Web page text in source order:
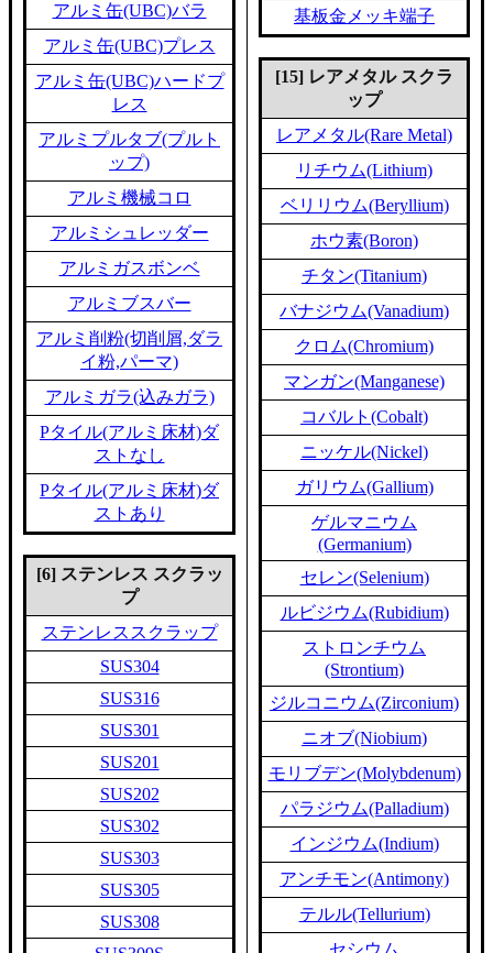
アルミ缶(UBC)バラ
アルミ缶(UBC)プレス
アルミ缶(UBC)ハードプ
レス
アルミプルタブ(プルト
ップ)
アルミ機械コロ
アルミシュレッダー
アルミガスボンベ
アルミブスバー
アルミ削粉(切削屑,ダラ
イ粉,パーマ)
アルミガラ(込みガラ)
Pタイル(アルミ床材)ダ
ストなし
Pタイル(アルミ床材)ダ
ストあり
[6] ステンレス スクラッ
プ
ステンレススクラップ
SUS304
SUS316
SUS301
SUS201
SUS202
SUS302
SUS303
SUS305
SUS308
基板金メッキ端子
[15] レアメタル スクラ
ップ
レアメタル(Rare Metal)
リチウム(Lithium)
ベリリウム(Beryllium)
ホウ素(Boron)
チタン(Titanium)
バナジウム(Vanadium)
クロム(Chromium)
マンガン(Manganese)
コバルト(Cobalt)
ニッケル(Nickel)
ガリウム(Gallium)
ゲルマニウム
(Germanium)
セレン(Selenium)
ルビジウム(Rubidium)
ストロンチウム
(Strontium)
ジルコニウム(Zirconium)
ニオブ(Niobium)
モリブデン(Molybdenum)
パラジウム(Palladium)
インジウム(Indium)
アンチモン(Antimony)
テルル(Tellurium)
セシウム